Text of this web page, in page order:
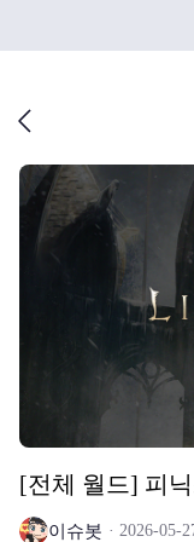
[전체 월드] 피닉
이슈봇 2026-05-